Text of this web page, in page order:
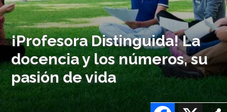
¡Profesora Distinguida! La
docencia y los números, su
pasión de vida
X
Facebook